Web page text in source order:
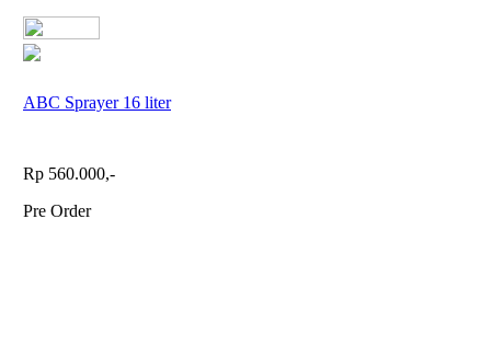
ABC Sprayer 16 liter
Rp 560.000,-
Pre Order